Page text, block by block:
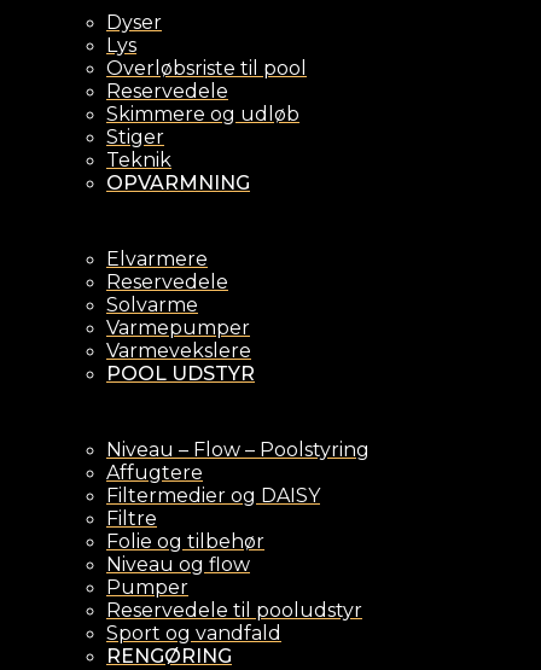
Dyser
Lys
Overløbsriste til pool
Reservedele
Skimmere og udløb
Stiger
Teknik
OPVARMNING
Elvarmere
Reservedele
Solvarme
Varmepumper
Varmevekslere
POOL UDSTYR
Niveau – Flow – Poolstyring
Affugtere
Filtermedier og DAISY
Filtre
Folie og tilbehør
Niveau og flow
Pumper
Reservedele til pooludstyr
Sport og vandfald
RENGØRING